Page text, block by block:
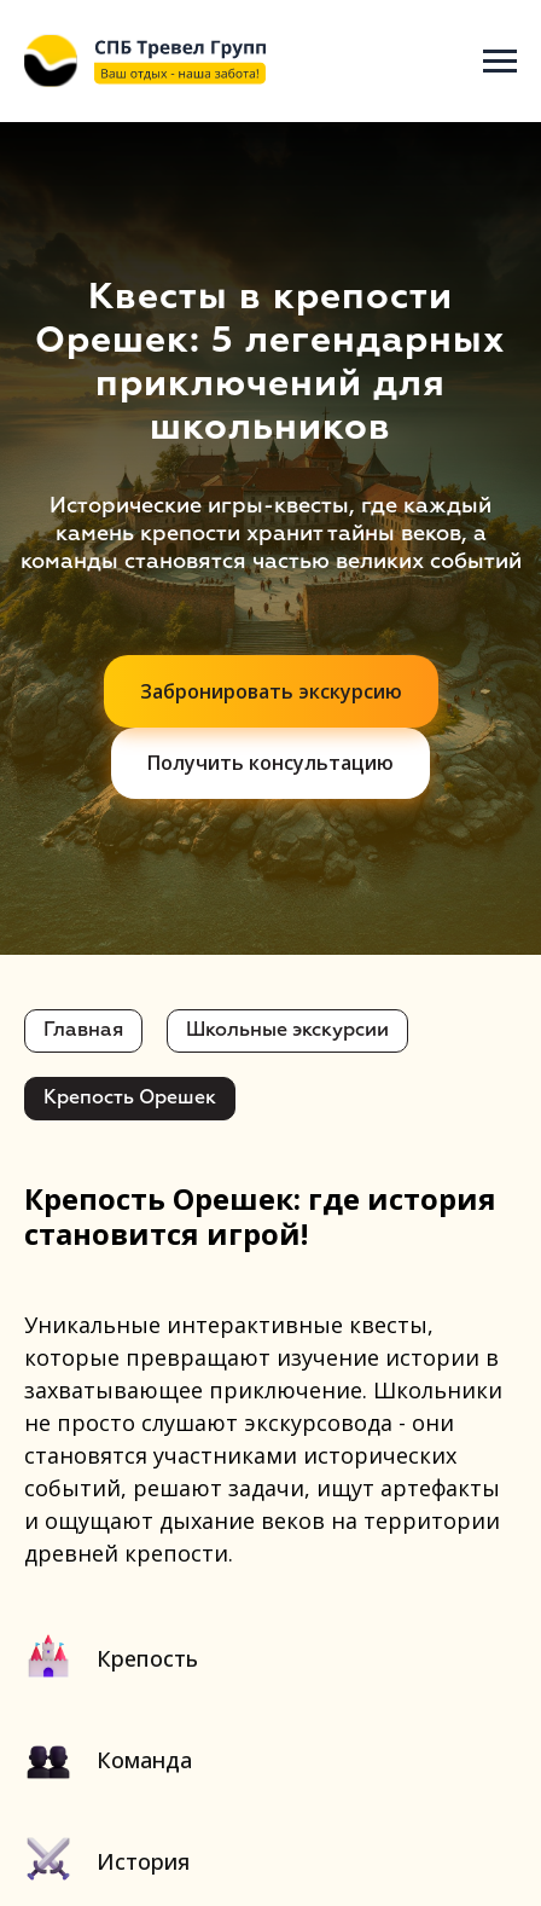
"СПБ ТРЕВЕЛ ГРУПП", "url": "https://spbtravelgroup.ru/",
"potentialAction": { "@type": "SearchAction", "target":
"https://spbtravelgroup.ru/search?q={search_term_string}", "query-
Квесты в крепости
Орешек: 5 легендарных
приключений для
школьников
Исторические игры-квесты, где каждый
камень крепости хранит тайны веков, а
команды становятся частью великих событий
Забронировать экскурсию
Получить консультацию
Главная Школьные экскурсии
Крепость Орешек
Крепость Орешек: где история
становится игрой!
Уникальные интерактивные квесты,
которые превращают изучение истории в
захватывающее приключение. Школьники
не просто слушают экскурсовода - они
становятся участниками исторических
событий, решают задачи, ищут артефакты
и ощущают дыхание веков на территории
древней крепости.
Крепость
Команда
История